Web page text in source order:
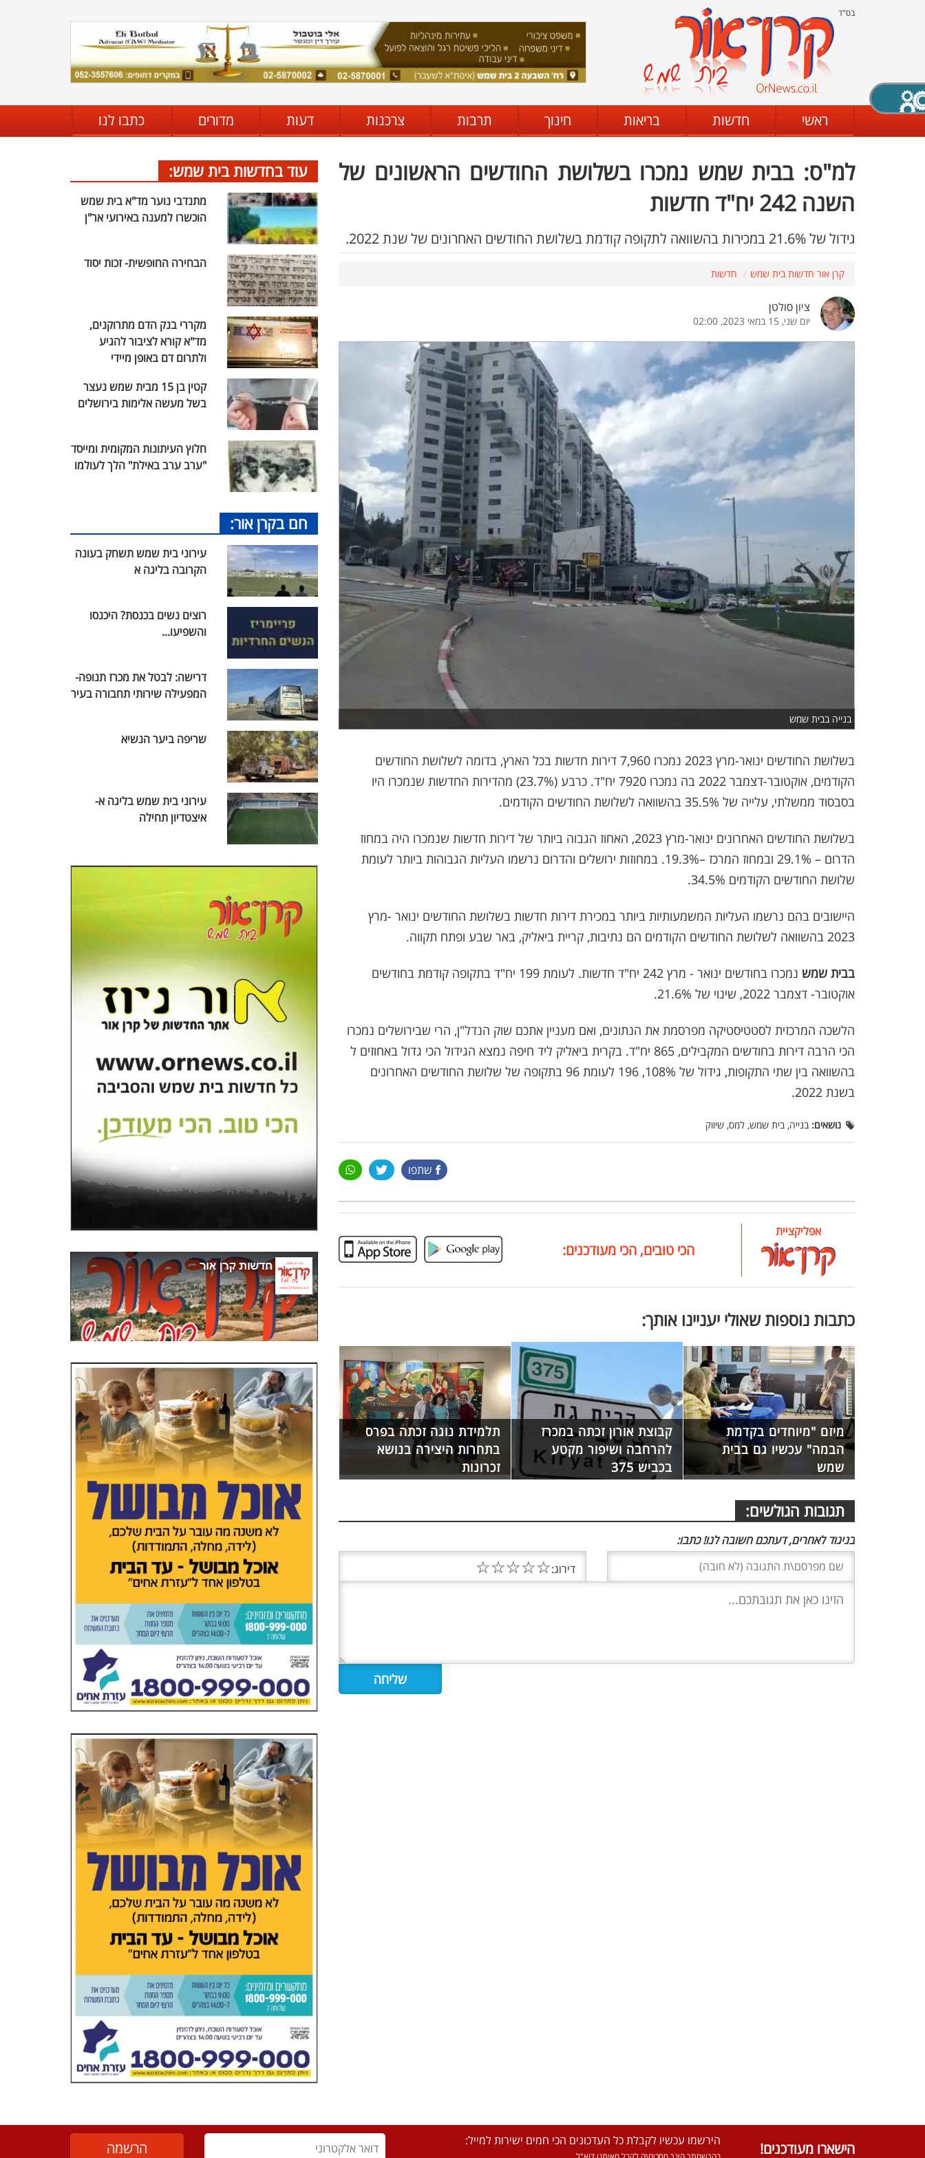
בס"ד
ראשי חדשות בריאות חינוך תרבות צרכנות דעות מדורים כתבו לנו
למ"ס: בבית שמש נמכרו בשלושת החודשים הראשונים של
השנה 242 יח"ד חדשות
גידול של 21.6% במכירות בהשוואה לתקופה קודמת בשלושת החודשים האחרונים של שנת 2022.
קרן אור חדשות בית שמש חדשות
ציון סולטן
יום שני, 15 במאי 2023, 02:00
בנייה בבית שמש
בשלושת החודשים ינואר-מרץ 2023 נמכרו 7,960 דירות חדשות בכל הארץ, בדומה לשלושת החודשים
הקודמים, אוקטובר-דצמבר 2022 בה נמכרו 7920 יח"ד. כרבע (23.7%) מהדירות החדשות שנמכרו היו
בסבסוד ממשלתי, עלייה של 35.5% בהשוואה לשלושת החודשים הקודמים
.
בשלושת החודשים האחרונים ינואר-מרץ 2023, האחוז הגבוה ביותר של דירות חדשות שנמכרו היה במחוז
הדרום – 29.1% ובמחוז המרכז –19.3%. במחוזות ירושלים והדרום נרשמו העליות הגבוהות ביותר לעומת
שלושת החודשים הקודמים 34.5%.
היישובים בהם נרשמו העליות המשמעותיות ביותר במכירת דירות חדשות בשלושת החודשים ינואר -מרץ
2023 בהשוואה לשלושת החודשים הקודמים הם נתיבות, קריית ביאליק, באר שבע ופתח תקווה
.
בבית שמש
נמכרו בחודשים ינואר - מרץ 242 יח"ד חדשות. לעומת 199 יח"ד בתקופה קודמת בחודשים
אוקטובר- דצמבר 2022, שינוי של 21.6%.
הלשכה המרכזית לסטטיסטיקה מפרסמת את הנתונים, ואם מעניין אתכם שוק הנדל"ן, הרי שבירושלים נמכרו
הכי הרבה דירות בחודשים המקבילים, 865 יח"ד. בקרית ביאליק ליד חיפה נמצא הגידול הכי גדול באחוזים ל
בהשוואה בין שתי התקופות, גידול של 108%, 196 לעומת 96 בתקופה של שלושת החודשים האחרונים
בשנת 2022.
נושאים: בנייה, בית שמש, למס, שיווק
שתפו
אפליקציית
הכי טובים, הכי מעודכנים:
כתבות נוספות שאולי יעניינו אותך:
מיזם "מיוחדים בקדמת
הבמה" עכשיו גם בבית
שמש
קבוצת אורון זכתה במכרז
להרחבה ושיפור מקטע
בכביש 375
תלמידת נוגה זכתה בפרס
בתחרות היצירה בנושא
זכרונות
תגובות הגולשים:
בניגוד לאחרים, דעתכם חשובה לנו! כתבו:
דירוג:☆
☆
☆
☆
☆
עוד בחדשות בית שמש:
מתנדבי נוער מד"א בית שמש
הוכשרו למענה באירועי אר"ן
הבחירה החופשית- זכות יסוד
מקררי בנק הדם מתרוקנים,
מד"א קורא לציבור להגיע
ולתרום דם באופן מיידי
קטין בן 15 מבית שמש נעצר
בשל מעשה אלימות בירושלים
חלוץ העיתונות המקומית ומייסד
"ערב ערב באילת" הלך לעולמו
חם בקרן אור:
עירוני בית שמש תשחק בעונה
הקרובה בליגה א
רוצים נשים בכנסת? היכנסו
והשפיעו...
דרישה: לבטל את מכרז תנופה-
המפעילה שירותי תחבורה בעיר
שריפה ביער הנשיא
עירוני בית שמש בליגה א-
איצטדיון תחילה
הישארו מעודכנים! הירשמו עכשיו לקבלת כל העדכונים הכי חמים ישירות למייל:
X סגירה
מצב שחור - לבן קביעת ניגודיות
גופן קריא הגדלת האתר
הדגשת קישורים
כיבוי הבהובים